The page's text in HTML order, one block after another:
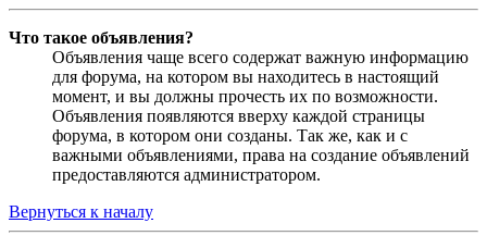
Что такое объявления?
Объявления чаще всего содержат важную информацию
для форума, на котором вы находитесь в настоящий
момент, и вы должны прочесть их по возможности.
Объявления появляются вверху каждой страницы
форума, в котором они созданы. Так же, как и с
важными объявлениями, права на создание объявлений
предоставляются администратором.
Вернуться к началу